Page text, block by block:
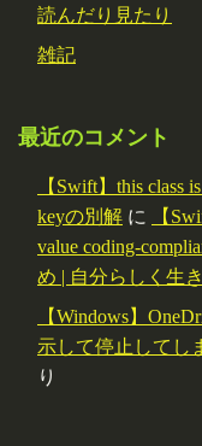
読んだり見たり
雑記
最近のコメント
【Swift】this class
keyの別解 に
【
value coding-
め | 自分らしく生
【Windows】
示して停止してし
り